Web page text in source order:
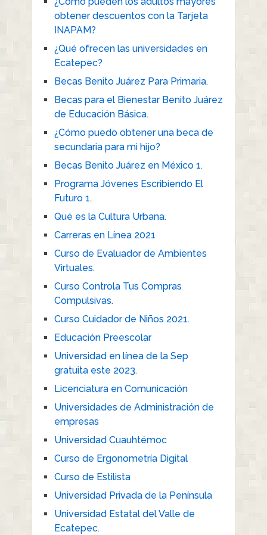
obtener descuentos con la Tarjeta
INAPAM?
¿Qué ofrecen las universidades en
Ecatepec?
Becas Benito Juárez Para Primaria.
Becas para el Bienestar Benito Juárez
de Educación Básica.
¿Cómo puedo obtener una beca de
secundaria para mi hijo?
Becas Benito Juárez en México 1.
Programa Jóvenes Escribiendo El
Futuro 1.
Qué es la Cultura Urbana.
Carreras en Línea 2021
Curso de Evaluador de Ambientes
Virtuales.
Curso Controla Tus Compras
Compulsivas.
Curso Cuidador de Niños 2021.
Educación Preescolar
Universidad en línea de la Sep
gratuita este 2023.
Licenciatura en Comunicación
Universidades de Administración de
empresas
Universidad Cuauhtémoc
Curso de Ergonometría Digital
Curso de Estilista
Universidad Privada de la Península
Universidad Estatal del Valle de
Ecatepec.